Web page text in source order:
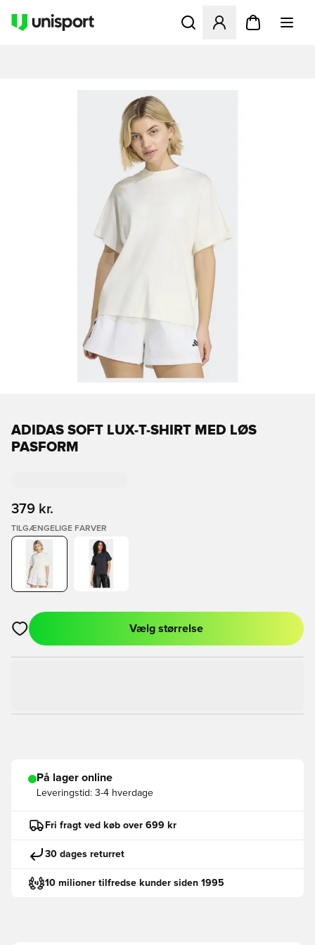
Åbner en Modal til at
ADIDAS SOFT LUX-T-SHIRT MED LØS
PASFORM
379 kr.
TILGÆNGELIGE FARVER
Åbner en Modal til at logge ind eller tilmelde dig som medlem
Vælg størrelse
På lager online
Leveringstid: 3-4 hverdage
Fri fragt ved køb over 699 kr
30 dages returret
10 milioner tilfredse kunder siden 1995